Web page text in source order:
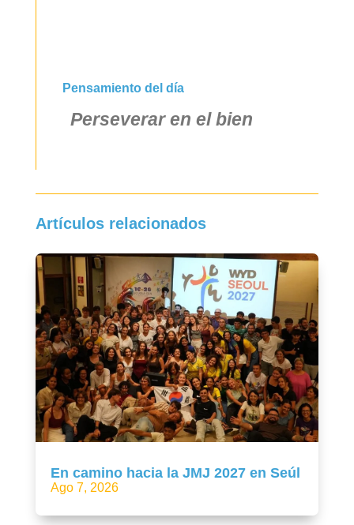
Pensamiento del día
Perseverar en el bien
Artículos relacionados
En camino hacia la JMJ 2027 en Seúl
Ago 7, 2026